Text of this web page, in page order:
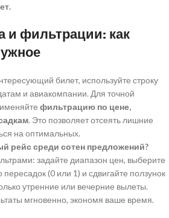
и фильтрации: как
билет, используйте строку
и авиакомпании. Для точной
фильтрацию по цене,
. Это позволяет отсеять лишние
на оптимальных.
рейс среди сотен предложений?
задайте диапазон цен, выберите
(0 или 1) и сдвигайте ползунок
утренние или вечерние вылеты.
мгновенно, экономя ваше время.